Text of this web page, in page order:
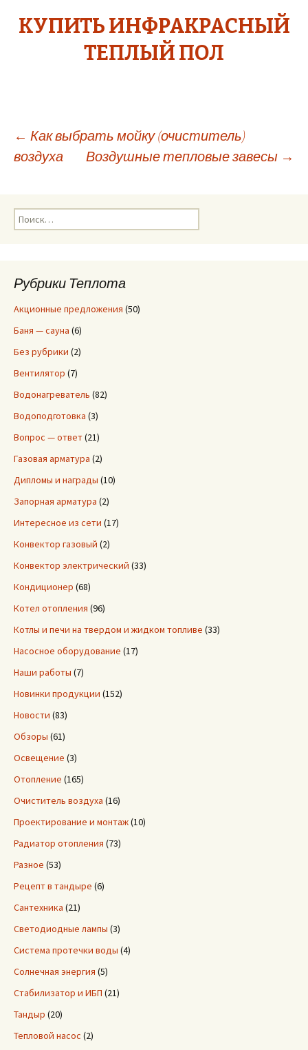
КУПИТЬ ИНФРАКРАСНЫЙ
ТЕПЛЫЙ ПОЛ
Навигация
по
← Как выбрать мойку (очиститель)
воздуха
Воздушные тепловые завесы →
Н
а
:Рубрики Теплота
Акционные предложения (50)
Баня — сауна (6)
Без рубрики (2)
Вентилятор (7)
Водонагреватель (82)
Водоподготовка (3)
Вопрос — ответ(21)
Газовая арматура (2)
Дипломы и награды (10)
Запорная арматура (2)
Интересное из сети (17)
Конвектор газовый (2)
Конвектор электрический (33)
Кондиционер (68)
Котел отопления (96)
Котлы и печи на твердом и жидком топливе (33)
Насосное оборудование (17)
Наши работы (7)
Новинки продукции (152)
Новости (83)
Обзоры (61)
Освещение (3)
Отопление (165)
Очиститель воздуха (16)
Проектирование и монтаж(10)
Радиатор отопления (73)
Разное (53)
Рецепт в тандыре (6)
Сантехника (21)
Светодиодные лампы (3)
Система протечки воды (4)
Солнечная энергия (5)
Стабилизатор и ИБП (21)
Тандыр (20)
Тепловой насос (2)